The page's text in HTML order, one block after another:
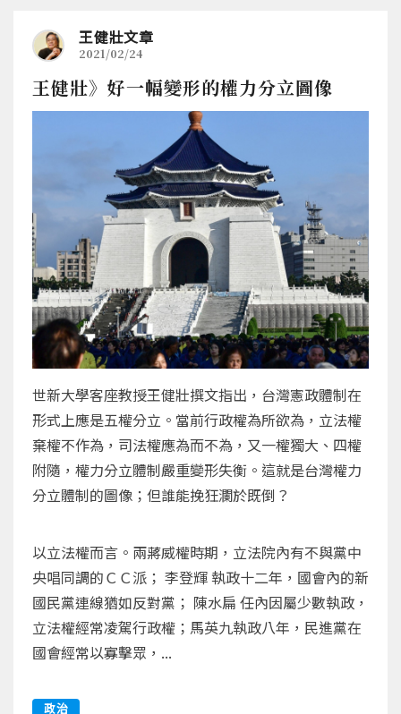
王健壯文章
2021/02/24
王健壯》好一幅變形的權力分立圖像
世新大學客座教授王健壯撰文指出，台灣憲政體制在
形式上應是五權分立。當前行政權為所欲為，立法權
棄權不作為，司法權應為而不為，又一權獨大、四權
附隨，權力分立體制嚴重變形失衡。這就是台灣權力
分立體制的圖像；但誰能挽狂瀾於既倒？
以立法權而言。兩蔣威權時期，立法院內有不與黨中
央唱同調的ＣＣ派； 李登輝 執政十二年，國會內的新
國民黨連線猶如反對黨； 陳水扁 任內因屬少數執政，
立法權經常凌駕行政權；馬英九執政八年，民進黨在
國會經常以寡擊眾，...
政治